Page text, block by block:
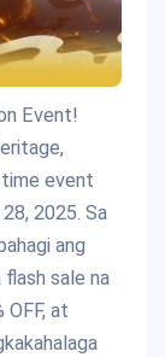
Event!
event
2025. Sa
ang
sale na
at